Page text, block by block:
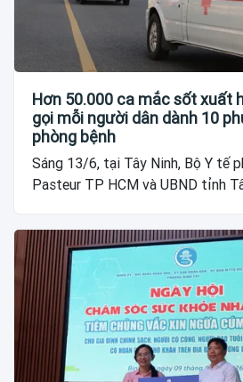
Hơn 50.000 ca mắc sốt xuất
gọi mỗi người dân dành 10
phòng bệnh
Sáng 13/6, tại Tây Ninh, Bộ Y tế
Pasteur TP HCM và UBND tỉnh